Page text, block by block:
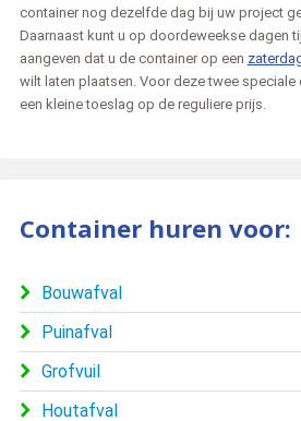
container nog dezelfde dag bij uw project
Daarnaast kunt u op doordeweekse dagen
aangeven dat u de container op een
wilt laten plaatsen. Voor deze twee
een kleine toeslag op de reguliere prijs.
Container huren voor:
Bouwafval
Puinafval
Grofvuil
Houtafval